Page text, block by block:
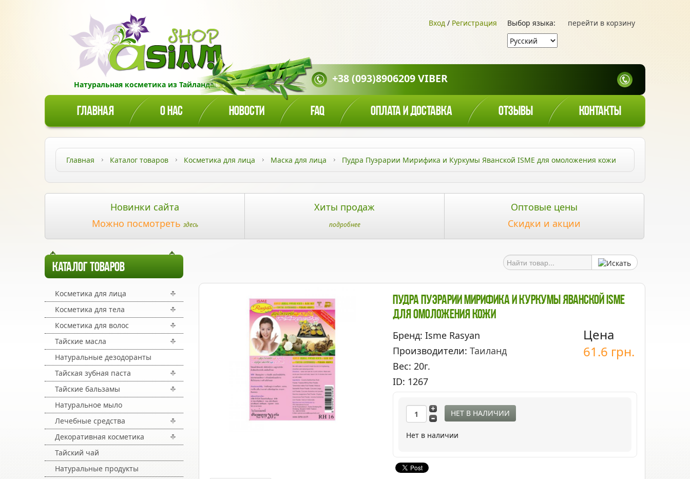
Натуральная косметика из Тайланда!
перейти в корзину
Выбор языка:
Вход / Регистрация
+38 (093)8906209 VIBER
ГЛАВНАЯ О НАС НОВОСТИ FAQ ОПЛАТА И ДОСТАВКА ОТЗЫВЫ КОНТАКТЫ
Главная Каталог товаров Косметика для лица Маска для лица Пудра Пуэрарии Мирифика и Куркумы Яванской ISME для омоложения кожи
Новинки сайта
Можно посмотреть здесь
Хиты продаж
подробнее
Оптовые цены
Скидки и акции
КАТАЛОГ ТОВАРОВ
Косметика для лица
Косметика для тела
Косметика для волос
Тайские масла
Натуральные дезодоранты
Тайская зубная паста
Тайские бальзамы
Натуральное мыло
Лечебные средства
Декоративная косметика
Тайский чай
Натуральные продукты
Пудра Пуэрарии Мирифика И Куркумы Яванской ISME
Для Омоложения Кожи
Бренд: Isme Rasyan
Производители: Таиланд
Вес: 20г.
ID: 1267
Цена
61.6 грн.
НЕТ В НАЛИЧИИ
Нет в наличии